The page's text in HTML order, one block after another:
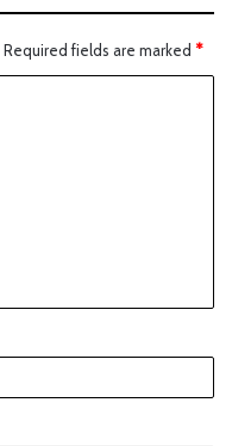
Required fields are marked *